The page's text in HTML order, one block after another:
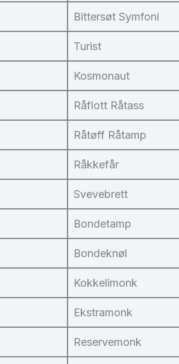
Bittersøt Symfoni
Turist
Kosmonaut
Råflott Råtass
Råtøff Råtamp
Råkkefår
Svevebrett
Bondetamp
Bondeknøl
Kokkelimonk
Ekstramonk
Reservemonk